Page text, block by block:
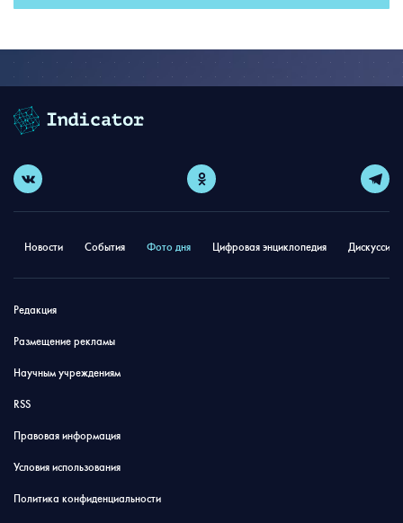
Новости События Фото дня Цифровая энциклопедия
Редакция
Размещение рекламы
Научным учреждениям
RSS
Правовая информация
Условия использования
Политика конфиденциальности